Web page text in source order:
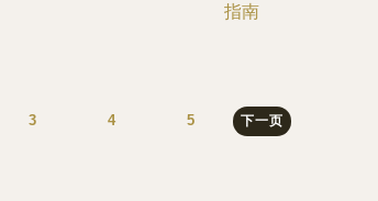
指南
3 4 5 下一页